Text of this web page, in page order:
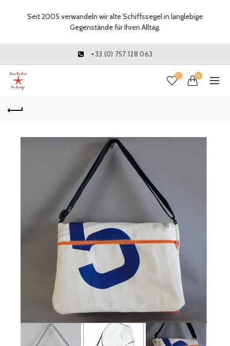
+33 (0) 757 128 063
0 0
Seit 2005 verwandeln wir alte Schiffssegel in langlebige
Gegenstände für Ihren Alltag.